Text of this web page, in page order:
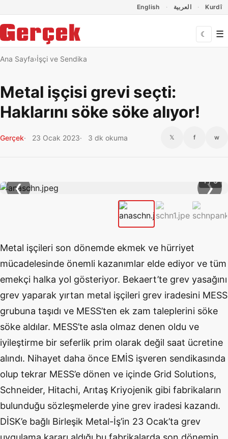
English العربية Kurdî
☾ ☰
Ana Sayfa İşçi ve Sendika
Metal işçisi grevi seçti:
Haklarını söke söke alıyor!
Gerçek 23 Ocak 2023 3 dk okuma 𝕏 f w
❮ ❯
1 / 3
Metal işçileri son dönemde ekmek ve hürriyet
mücadelesinde önemli kazanımlar elde ediyor ve tüm
emekçi halka yol gösteriyor. Bekaert’te grev yasağını
grev yaparak yırtan metal işçileri grev iradesini MESS
grubuna taşıdı ve MESS’ten ek zam taleplerini söke
söke aldılar. MESS’te asla olmaz denen oldu ve
iyileştirme bir seferlik prim olarak değil saat ücretine
alındı. Nihayet daha önce EMİS işveren sendikasında
olup tekrar MESS’e dönen ve içinde Grid Solutions,
Schneider, Hitachi, Arıtaş Kriyojenik gibi fabrikaların
bulunduğu sözleşmelerde yine grev iradesi kazandı.
DİSK’e bağlı Birleşik Metal-İş’in 23 Ocak’ta grev